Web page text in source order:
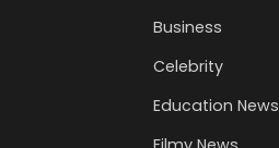
Business
Celebrity
Education News